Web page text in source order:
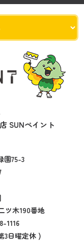
SUNペイント
園75-3
ツ木190番地
1116
3日曜定休 )